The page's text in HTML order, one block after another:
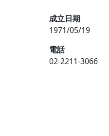
成立日期
1971/05/19
電話
02-2211-3066